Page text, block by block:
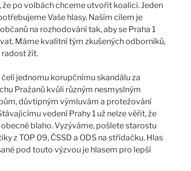
že po volbách chceme utvořit koalici. Jeden
Vaše hlasy. Naším cílem je
na rozhodování tak, aby se Praha 1
Máme kvalitní tým zkušených odborníků,
radost žít.
jednomu korupčnímu skandálu za
Pražanů kvůli různým nesmyslným
důvtipným výmluvám a protežování
vedení Prahy 1 už nelze věřit, že
blaho. Vyzýváme, pošlete starostu
z TOP 09, ČSSD a ODS na střídačku. Hlas
pod touto výzvou je hlasem pro lepší